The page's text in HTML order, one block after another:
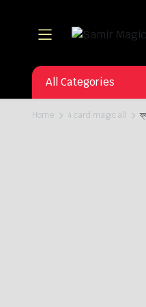
All Categories
Home 4 card magic all